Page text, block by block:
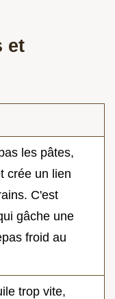
et
les pâtes,
crée un lien
C'est
gâche une
froid au
trop vite,